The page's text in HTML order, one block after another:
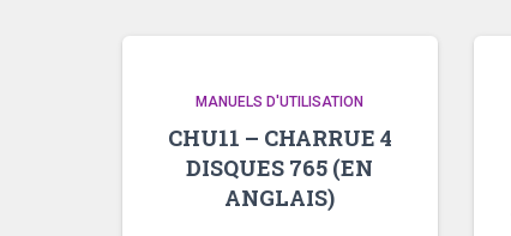
MANUELS D'UTILISATION
CHU11 – CHARRUE 4
DISQUES 765 (EN
ANGLAIS)